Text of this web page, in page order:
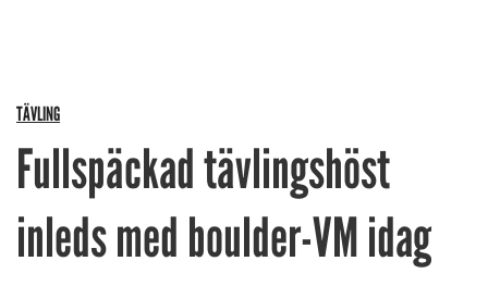
TÄVLING
Fullspäckad tävlingshöst
inleds med boulder-VM idag